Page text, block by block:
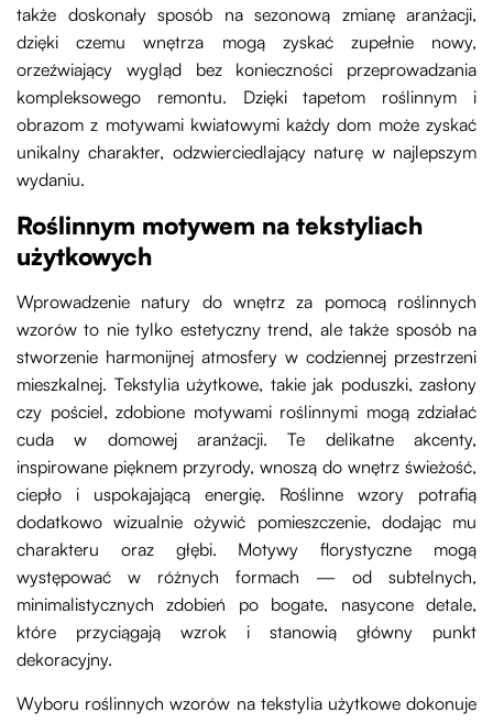
także doskonały sposób na sezonową zmianę aranżacji,
dzięki czemu wnętrza mogą zyskać zupełnie nowy,
orzeźwiający wygląd bez konieczności przeprowadzania
kompleksowego remontu. Dzięki tapetom roślinnym i
obrazom z motywami kwiatowymi każdy dom może zyskać
unikalny charakter, odzwierciedlający naturę w najlepszym
wydaniu.
Roślinnym motywem na tekstyliach
użytkowych
Wprowadzenie natury do wnętrz za pomocą roślinnych
wzorów to nie tylko estetyczny trend, ale także sposób na
stworzenie harmonijnej atmosfery w codziennej przestrzeni
mieszkalnej. Tekstylia użytkowe, takie jak poduszki, zasłony
czy pościel, zdobione motywami roślinnymi mogą zdziałać
cuda w domowej aranżacji. Te delikatne akcenty,
inspirowane pięknem przyrody, wnoszą do wnętrz świeżość,
ciepło i uspokajającą energię. Roślinne wzory potrafią
dodatkowo wizualnie ożywić pomieszczenie, dodając mu
charakteru oraz głębi. Motywy florystyczne mogą
występować w różnych formach — od subtelnych,
minimalistycznych zdobień po bogate, nasycone detale,
które przyciągają wzrok i stanowią główny punkt
dekoracyjny.
Wyboru roślinnych wzorów na tekstylia użytkowe dokonuje